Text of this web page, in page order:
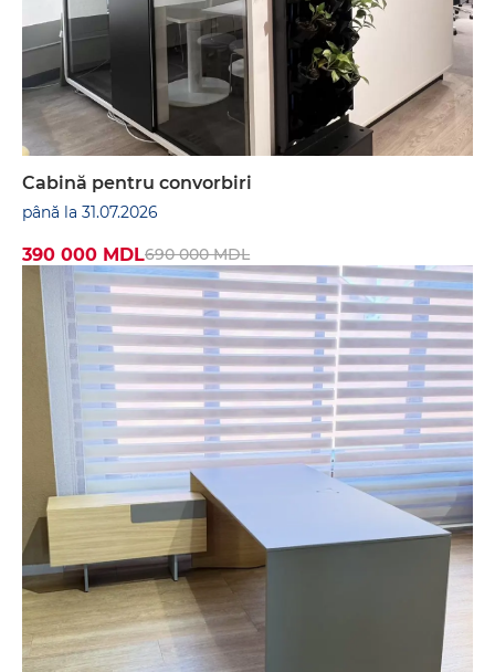
Cabină pentru convorbiri
până la 31.07.2026
390 000 MDL690 000 MDL